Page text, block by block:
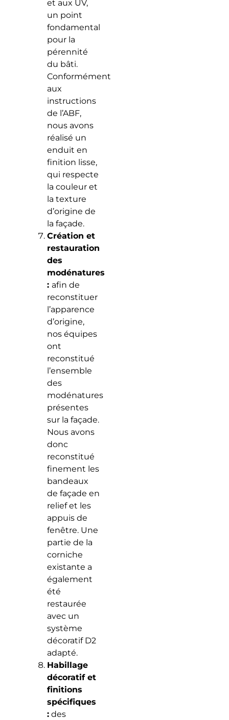
et aux UV,
un point
fondamental
pour la
pérennité
du bâti.
Conformément
aux
instructions
de l’ABF,
nous avons
réalisé un
enduit en
finition lisse,
qui respecte
la couleur et
la texture
d’origine de
la façade.
Création et
restauration
des
modénatures
: afin de
reconstituer
l’apparence
d’origine,
nos équipes
ont
reconstitué
l’ensemble
des
modénatures
présentes
sur la façade.
Nous avons
donc
reconstitué
finement les
bandeaux
de façade en
relief et les
appuis de
fenêtre. Une
partie de la
corniche
existante a
également
été
restaurée
avec un
système
décoratif D2
adapté.
Habillage
décoratif et
finitions
spécifiques
:des